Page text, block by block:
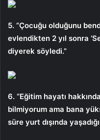
5. “Çocuğu olduğunu
evlendikten 2 yıl sonra
diyerek söyledi.”
6. “Eğitim hayatı
bilmiyorum ama bana
süre yurt dışında